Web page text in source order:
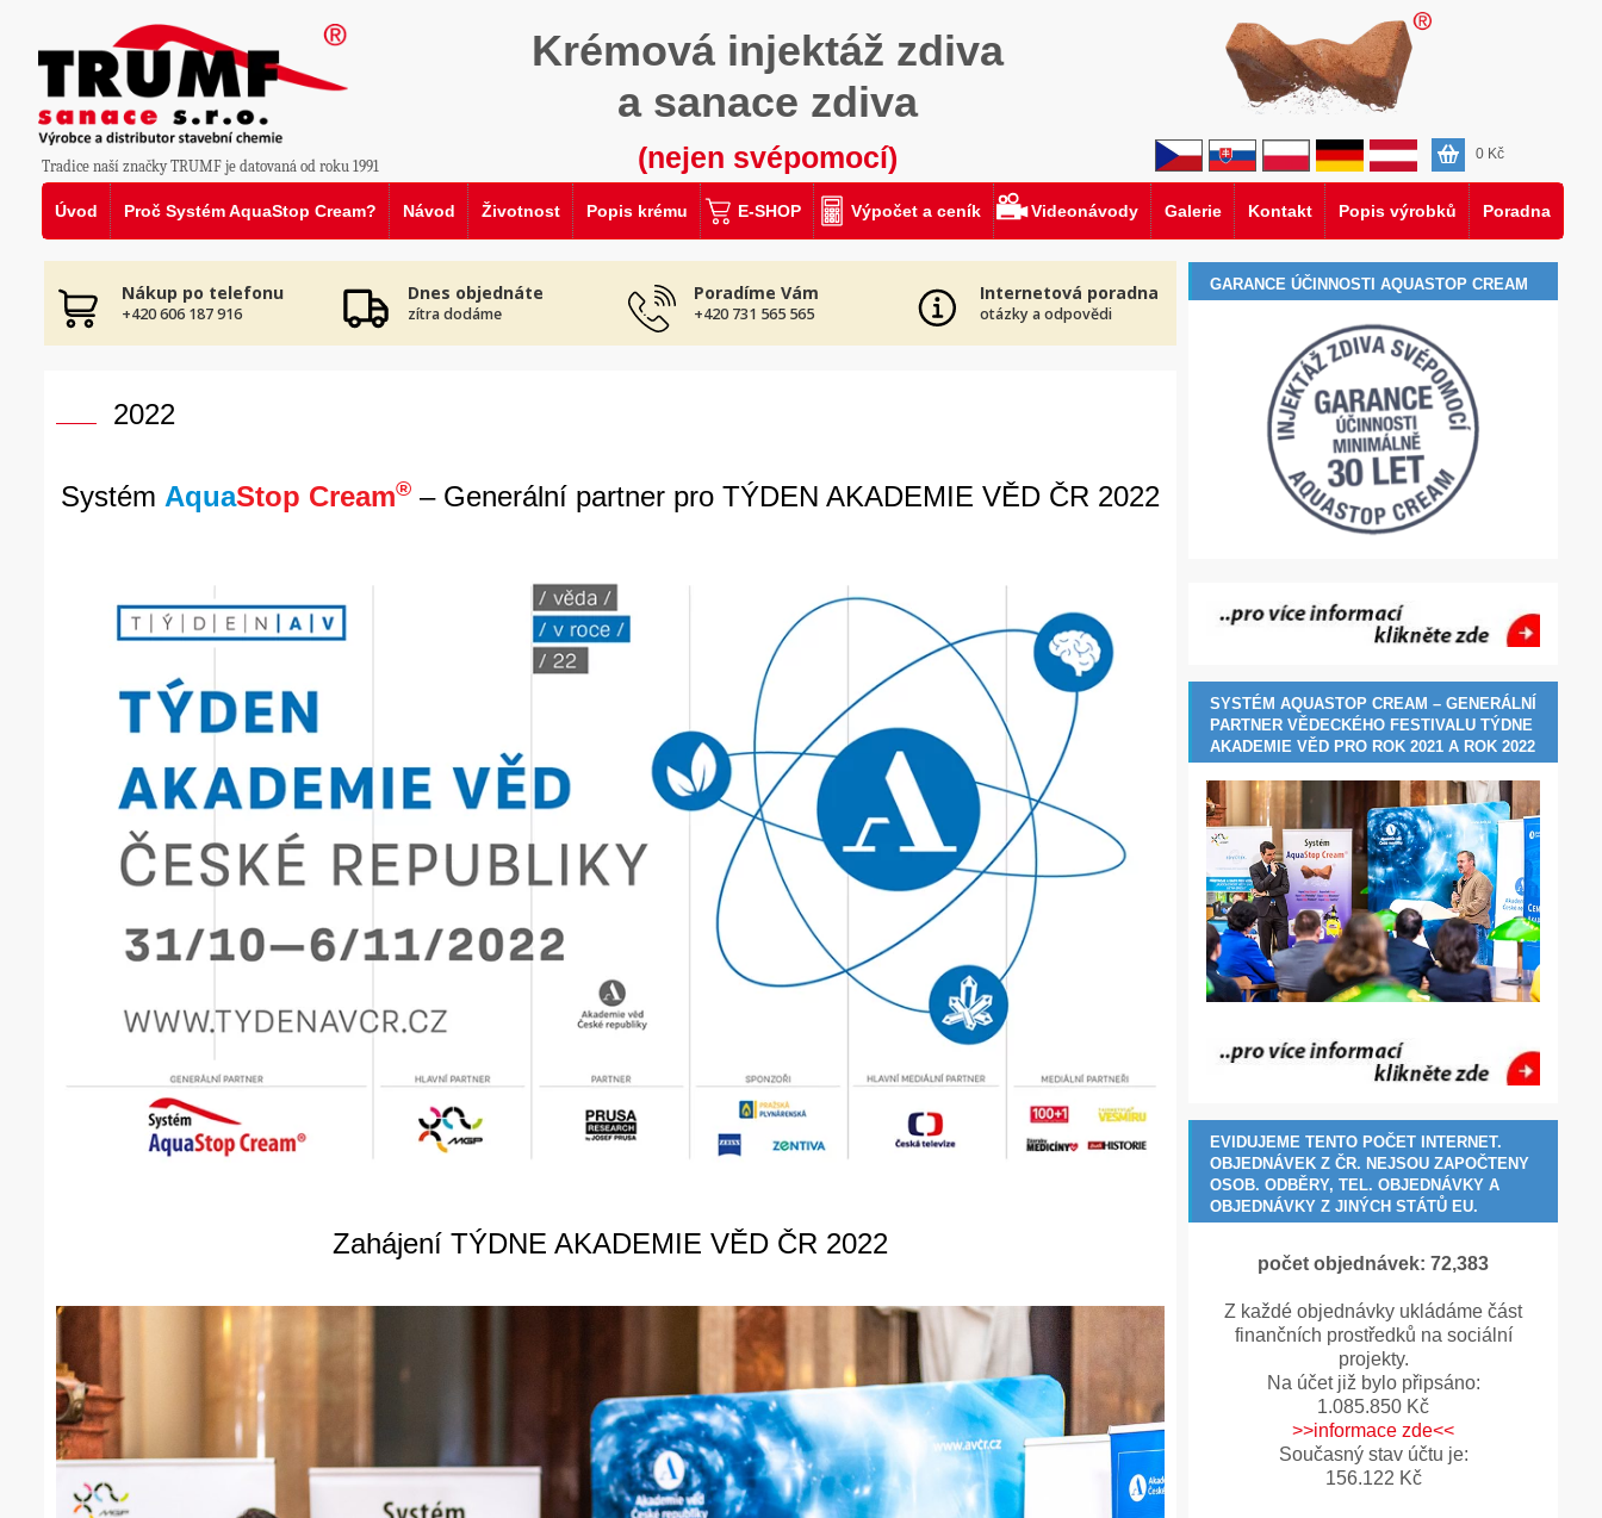
Úvod Proč Systém AquaStop Cream? Návod Životnost Popis krému E-SHOP Výpočet a ceník Videonávody Galerie Kontakt Popis výrobků Poradna
Tradice naší značky TRUMF je datovaná od roku 1991
0 Kč
Krémová injektáž zdiva
a sanace zdiva
(nejen svépomocí)
Nákup po telefonu
+420 606 187 916
Dnes objednáte
zítra dodáme
Poradíme Vám
+420 731 565 565
Internetová poradna
otázky a odpovědi
2022
Systém AquaStop Cream® – Generální partner pro TÝDEN AKADEMIE VĚD ČR 2022
Zahájení TÝDNE AKADEMIE VĚD ČR 2022
GARANCE ÚČINNOSTI AQUASTOP CREAM
SYSTÉM AQUASTOP CREAM – GENERÁLNÍ
PARTNER VĚDECKÉHO FESTIVALU TÝDNE
AKADEMIE VĚD PRO ROK 2021 A ROK 2022
EVIDUJEME TENTO POČET INTERNET.
OBJEDNÁVEK Z ČR. NEJSOU ZAPOČTENY
OSOB. ODBĚRY, TEL. OBJEDNÁVKY A
OBJEDNÁVKY Z JINÝCH STÁTŮ EU.
počet objednávek: 72,390
Z každé objednávky ukládáme část
finančních prostředků na sociální
projekty.
Na účet již bylo připsáno:
1.085.850 Kč
>>informace zde<<
Současný stav účtu je:
156.122 Kč